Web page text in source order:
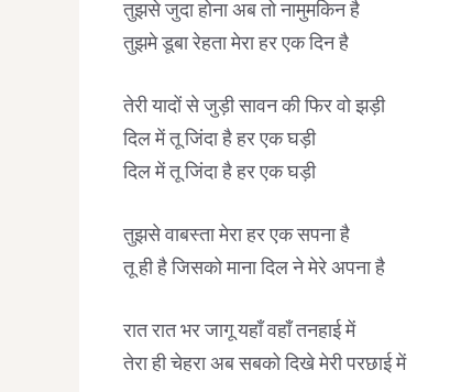
तुझसे जुदा होना अब तो नामुमकिन है
तुझमे डूबा रेहता मेरा हर एक दिन है
तेरी यादों से जुड़ी सावन की फिर वो झड़ी
दिल में तू जिंदा है हर एक घड़ी
दिल में तू जिंदा है हर एक घड़ी
तुझसे वाबस्ता मेरा हर एक सपना है
तू ही है जिसको माना दिल ने मेरे अपना है
रात रात भर जागू यहाँ वहाँ तनहाई में
तेरा ही चेहरा अब सबको दिखे मेरी परछाई में